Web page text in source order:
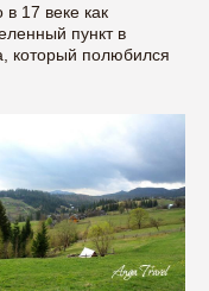
17 веке как
пункт в
который полюбился